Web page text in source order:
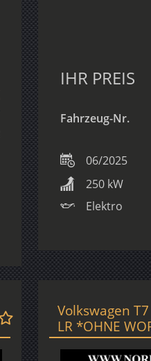
IHR PREIS
Fahrzeug-Nr.
06/2025
250 kW
Elektro
Volkswagen
LR *OHNE